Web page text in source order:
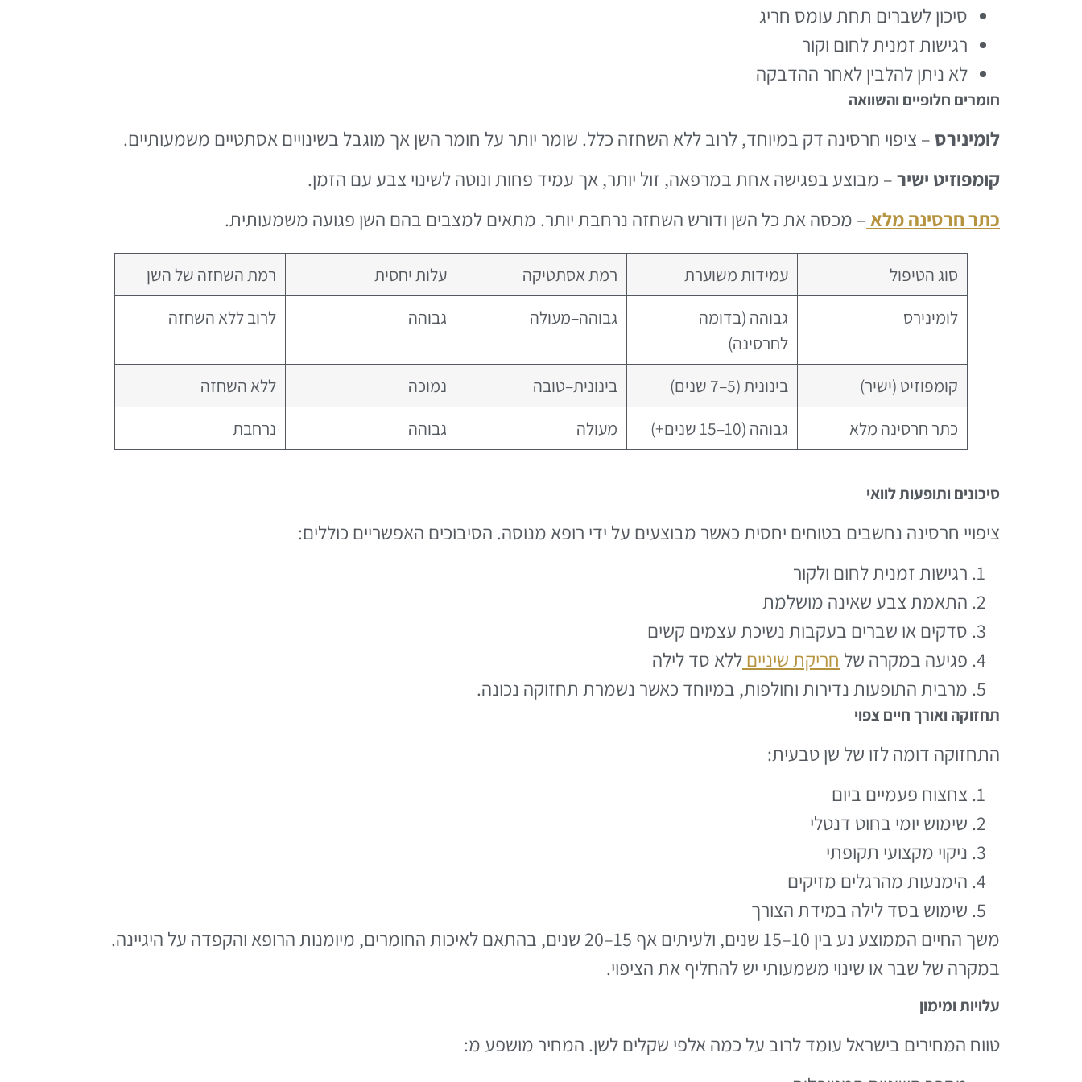
סיכון לשברים תחת עומס חריג
רגישות זמנית לחום וקור
לא ניתן להלבין לאחר ההדבקה
חומרים חלופיים והשוואה
לומינירס – ציפוי חרסינה דק במיוחד, לרוב ללא השחזה כלל. שומר יותר על חומר השן אך מוגבל בשינויים אסתטיים משמעותיים.
קומפוזיט ישיר– מבוצע בפגישה אחת במרפאה, זול יותר, אך עמיד פחות ונוטה לשינוי צבע עם הזמן.
כתר חרסינה מלא– מכסה את כל השן ודורש השחזה נרחבת יותר. מתאים למצבים בהם השן פגועה משמעותית.
סוג הטיפול עמידות משוערת רמת אסתטיקה עלות יחסית
רמת השחזה של השן
לומינירס
גבוהה (בדומה
לחרסינה)
גבוהה–מעולה גבוהה לרוב ללא השחזה
קומפוזיט (ישיר) בינונית (5–7 שנים) בינונית–טובה נמוכה
ללא השחזה
כתר חרסינה מלא
גבוהה (10–15 שנים+) מעולה גבוהה נרחבת
סיכונים ותופעות לוואי
ציפויי חרסינה נחשבים בטוחים יחסית כאשר מבוצעים על ידי רופא מנוסה. הסיבוכים האפשריים כוללים:
רגישות זמנית לחום ולקור
התאמת צבע שאינה מושלמת
סדקים או שברים בעקבות נשיכת עצמים קשים
פגיעה במקרה של חריקת שינייםללא סד לילה
מרבית התופעות נדירות וחולפות, במיוחד כאשר נשמרת תחזוקה נכונה.
תחזוקה ואורך חיים צפוי
התחזוקה דומה לזו של שן טבעית:
צחצוח פעמיים ביום
שימוש יומי בחוט דנטלי
ניקוי מקצועי תקופתי
הימנעות מהרגלים מזיקים
שימוש בסד לילה במידת הצורך
משך החיים הממוצע נע בין 10–15 שנים, ולעיתים אף 15–20 שנים, בהתאם לאיכות החומרים, מיומנות הרופא והקפדה על היגיינה.
במקרה של שבר או שינוי משמעותי יש להחליף את הציפוי.
עלויות ומימון
טווח המחירים בישראל עומד לרוב על כמה אלפי שקלים לשן. המחיר מושפע מ: